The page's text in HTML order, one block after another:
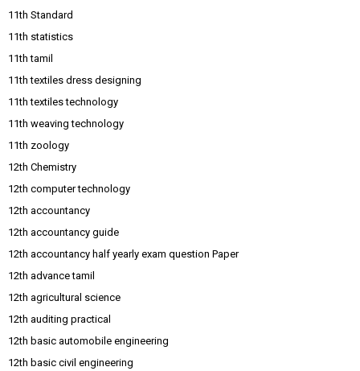
11th Standard
11th statistics
11th tamil
11th textiles dress designing
11th textiles technology
11th weaving technology
11th zoology
12th Chemistry
12th computer technology
12th accountancy
12th accountancy guide
12th accountancy half yearly exam question Paper
12th advance tamil
12th agricultural science
12th auditing practical
12th basic automobile engineering
12th basic civil engineering